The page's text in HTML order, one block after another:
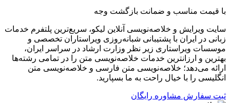
با قیمت مناسب و ضمانت بازگشت وجه
سایت ویرایش و خلاصه‌نویسی آنلاین لیکو، سریع‌ترین پلتفرم خدمات
زبانی در ایران با پشتیبانی شبانه‌روزی ویراستاران تخصصی و
موسسات ویراستاری زیر نظر وزارت ارشاد در سراسر ایران،
بهترین و ارزانترین خدمات خلاصه‌نویسی متن را در تمامی رشته‌ها
ارائه می‌دهد؛ خلاصه‌نویسی متن فارسی و خلاصه‌نویسی متن
انگلیسی را با خیال راحت به ما بسپارید.
ثبت سفارش مشاوره رایگان